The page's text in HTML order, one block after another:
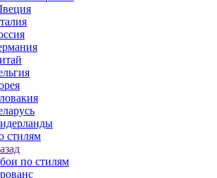
стилям
по стилям